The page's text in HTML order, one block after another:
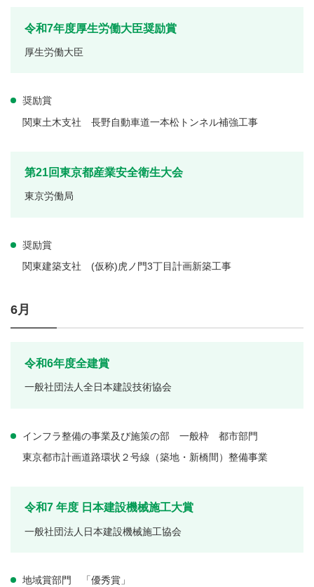
令和7年度厚生労働大臣奨励賞
厚生労働大臣
奨励賞
関東土木支社 長野自動車道一本松トンネル補強工事
第21回東京都産業安全衛生大会
東京労働局
奨励賞
関東建築支社 (仮称)虎ノ門3丁目計画新築工事
6月
令和6年度全建賞
一般社団法人全日本建設技術協会
インフラ整備の事業及び施策の部 一般枠 都市部門
東京都市計画道路環状２号線（築地・新橋間）整備事業
令和7 年度 日本建設機械施工大賞
一般社団法人日本建設機械施工協会
地域賞部門 「優秀賞」